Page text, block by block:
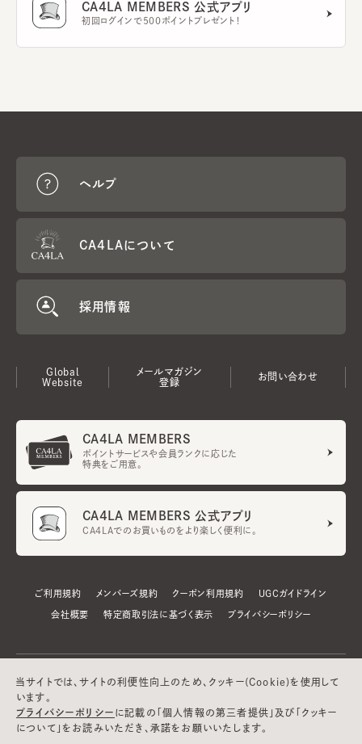
CA4LA MEMBERS 公式アプリ
初回ログインで500ポイントプレゼント！
ヘルプ
CA4LAについて
採用情報
Global
Website
メールマガジン
登録
お問い合わせ
CA4LA MEMBERS
ポイントサービスや会員ランクに応じた
特典をご用意。
CA4LA MEMBERS 公式アプリ
CA4LAでのお買いものをより楽しく便利に。
ご利用規約 メンバーズ規約 クーポン利用規約 UGCガイドライン
会社概要 特定商取引法に基づく表示 プライバシーポリシー
当サイトでは、サイトの利便性向上のため、クッキー(Cookie)を使用して
います。
プライバシーポリシー に記載の「個人情報の第三者提供」及び「クッキー
について」をお読みいただき、承諾をお願いいたします。